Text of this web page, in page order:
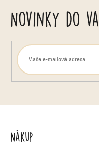
Novinky do
Nákup